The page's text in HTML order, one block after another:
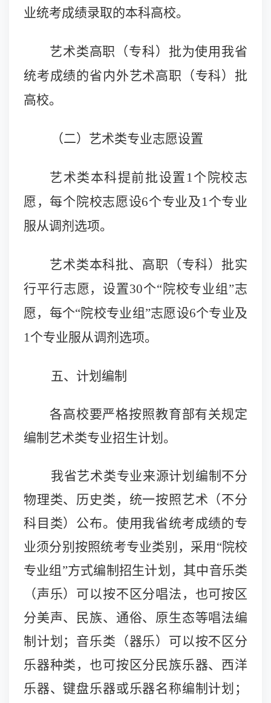
业统考成绩录取的本科高校。
艺术类高职（专科）批为使用我省
统考成绩的省内外艺术高职（专科）批
高校。
（二）艺术类专业志愿设置
艺术类本科提前批设置1个院校志
愿，每个院校志愿设6个专业及1个专业
服从调剂选项。
艺术类本科批、高职（专科）批实
行平行志愿，设置30个“院校专业组”志
愿，每个“院校专业组”志愿设6个专业及
1个专业服从调剂选项。
五、计划编制
各高校要严格按照教育部有关规定
编制艺术类专业招生计划。
我省艺术类专业来源计划编制不分
物理类、历史类，统一按照艺术（不分
科目类）公布。使用我省统考成绩的专
业须分别按照统考专业类别，采用“院校
专业组”方式编制招生计划，其中音乐类
（声乐）可以按不区分唱法，也可按区
分美声、民族、通俗、原生态等唱法编
制计划；音乐类（器乐）可以按不区分
乐器种类，也可按区分民族乐器、西洋
乐器、键盘乐器或乐器名称编制计划；